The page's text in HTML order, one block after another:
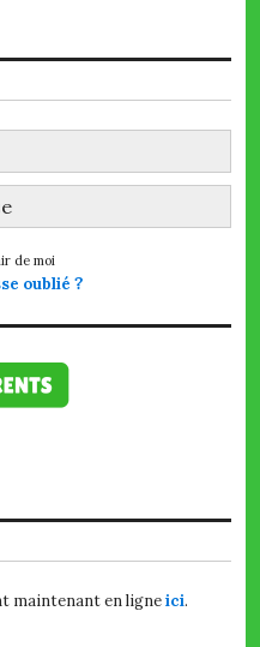
de moi
oublié ?
maintenant en ligneici.